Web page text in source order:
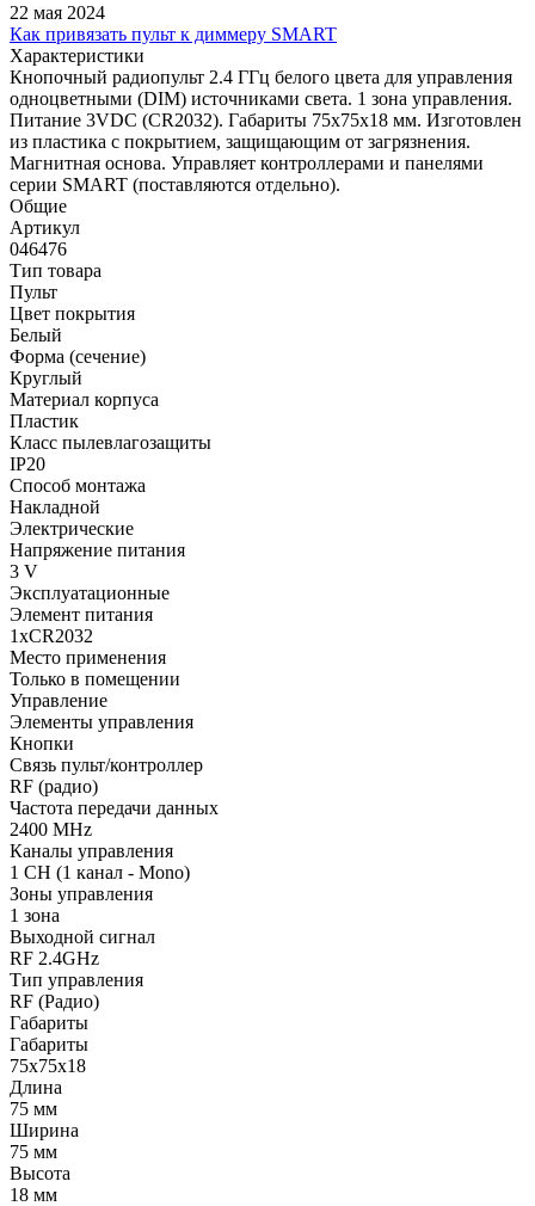
22 мая 2024
Как привязать пульт к диммеру SMART
Характеристики
Кнопочный радиопульт 2.4 ГГц белого цвета для управления
одноцветными (DIM) источниками света. 1 зона управления.
Питание 3VDC (CR2032). Габариты 75x75x18 мм. Изготовлен
из пластика с покрытием, защищающим от загрязнения.
Магнитная основа. Управляет контроллерами и панелями
серии SMART (поставляются отдельно).
Общие
Артикул
046476
Тип товара
Пульт
Цвет покрытия
Белый
Форма (сечение)
Круглый
Материал корпуса
Пластик
Класс пылевлагозащиты
IP20
Способ монтажа
Накладной
Электрические
Напряжение питания
3 V
Эксплуатационные
Элемент питания
1xCR2032
Место применения
Только в помещении
Управление
Элементы управления
Кнопки
Связь пульт/контроллер
RF (радио)
Частота передачи данных
2400 MHz
Каналы управления
1 CH (1 канал - Mono)
Зоны управления
1 зона
Выходной сигнал
RF 2.4GHz
Тип управления
RF (Радио)
Габариты
Габариты
75x75x18
Длина
75 мм
Ширина
75 мм
Высота
18 мм